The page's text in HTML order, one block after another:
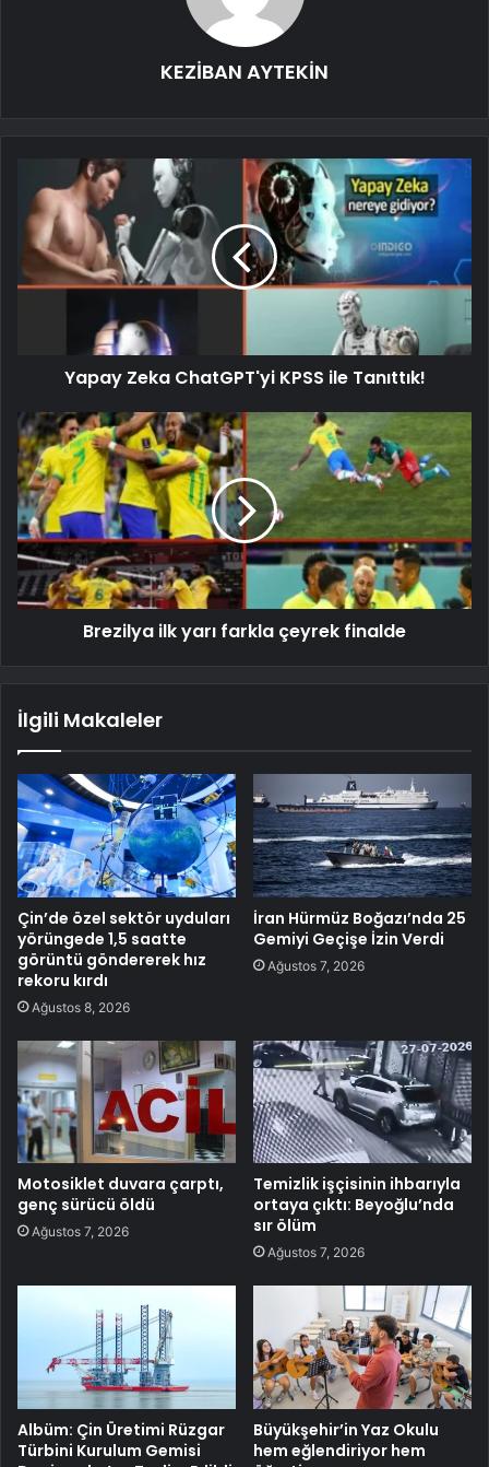
KEZİBAN AYTEKİN
Yapay Zeka ChatGPT'yi KPSS ile Tanıttık!
Brezilya ilk yarı farkla çeyrek finalde
İlgili Makaleler
Çin’de özel sektör uyduları
yörüngede 1,5 saatte
görüntü göndererek hız
rekoru kırdı
Ağustos 8, 2026
İran Hürmüz Boğazı’nda 25
Gemiyi Geçişe İzin Verdi
Ağustos 7, 2026
Motosiklet duvara çarptı,
genç sürücü öldü
Ağustos 7, 2026
Temizlik işçisinin ihbarıyla
ortaya çıktı: Beyoğlu’nda
sır ölüm
Ağustos 7, 2026
Albüm: Çin Üretimi Rüzgar
Türbini Kurulum Gemisi
Büyükşehir’in Yaz Okulu
hem eğlendiriyor hem